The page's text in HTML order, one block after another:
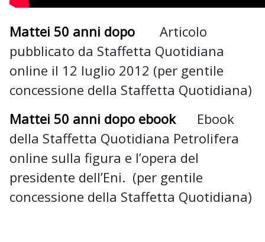
Mattei 50 anni dopo Articolo
pubblicato da Staffetta Quotidiana
online il 12 luglio 2012 (per gentile
concessione della Staffetta Quotidiana)
Mattei 50 anni dopo ebookEbook
della Staffetta Quotidiana Petrolifera
online sulla figura e l’opera del
presidente dell’Eni. (per gentile
concessione della Staffetta Quotidiana)